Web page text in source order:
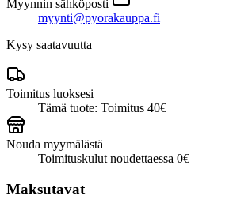
Myynnin sähköposti
myynti@pyorakauppa.fi
Kysy saatavuutta
Toimitus luoksesi
Tämä tuote: Toimitus 40€
Nouda myymälästä
Toimituskulut noudettaessa 0€
Maksutavat